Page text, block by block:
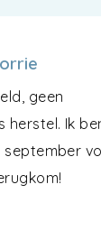
geen
herstel. Ik